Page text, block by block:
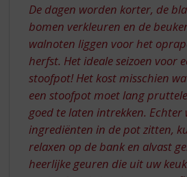
De dagen worden korter, de
bomen verkleuren en de
walnoten liggen voor het
herfst. Het ideale seizoen voor
stoofpot! Het kost misschien
een stoofpot moet lang
goed te laten intrekken. Echter
ingrediënten in de pot zitten,
relaxen op de bank en alvast
heerlijke geuren die uit uw